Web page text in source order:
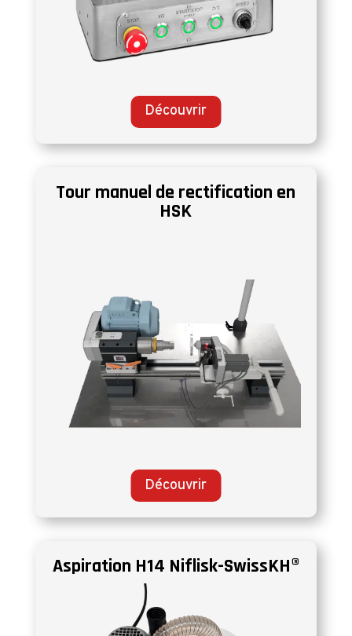
Découvrir
Tour manuel de rectification en
HSK
Découvrir
Aspiration H14 Niflisk-SwissKH®